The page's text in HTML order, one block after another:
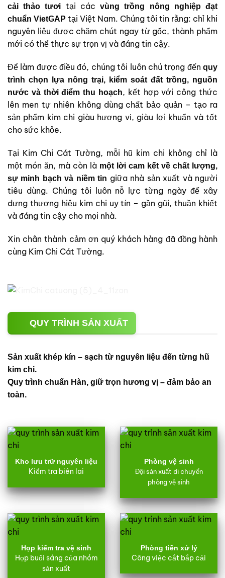
cải thảo tươi tại cácvùng trồng nông nghiệp đạt
chuẩn VietGAP tại Việt Nam. Chúng tôi tin rằng: chỉ khi
nguyên liệu được chăm chút ngay từ gốc, thành phẩm
mới có thể thực sự trọn vị và đáng tin cậy.
Để làm được điều đó, chúng tôi luôn chú trọng đến quy
trình chọn lựa nông trại, kiểm soát đất trồng, nguồn
nước và thời điểm thu hoạch, kết hợp với công thức
lên men tự nhiên không dùng chất bảo quản – tạo ra
sản phẩm kim chi giàu hương vị, giàu lợi khuẩn và tốt
cho sức khỏe.
Tại Kim Chi Cát Tường, mỗi hũ kim chi không chỉ là
một món ăn, mà còn là một lời cam kết về chất lượng,
sự minh bạch và niềm tin giữa nhà sản xuất và người
tiêu dùng. Chúng tôi luôn nỗ lực từng ngày để xây
dựng thương hiệu kim chi uy tín – gần gũi, thuần khiết
và đáng tin cậy cho mọi nhà.
Xin chân thành cảm ơn quý khách hàng đã đồng hành
cùng Kim Chi Cát Tường.
QUY TRÌNH SẢN XUẤT
Sản xuất khép kín – sạch từ nguyên liệu đến từng hũ
kim chi.
Quy trình chuẩn Hàn, giữ trọn hương vị – đảm bảo an
toàn.
Kho lưu trữ nguyên liệu
Kiểm tra biên lai
Phòng vệ sinh
Đội sản xuất di chuyển
phòng vệ sinh
Họp kiểm tra vệ sinh
Họp buổi sáng của nhóm
sản xuất
Phòng tiền xử lý
Công việc cắt bắp cải